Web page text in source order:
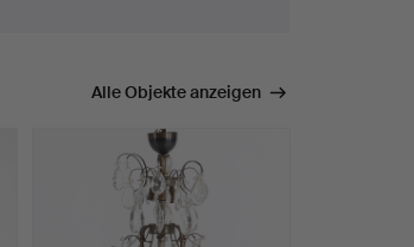
Alle Objekte anzeigen